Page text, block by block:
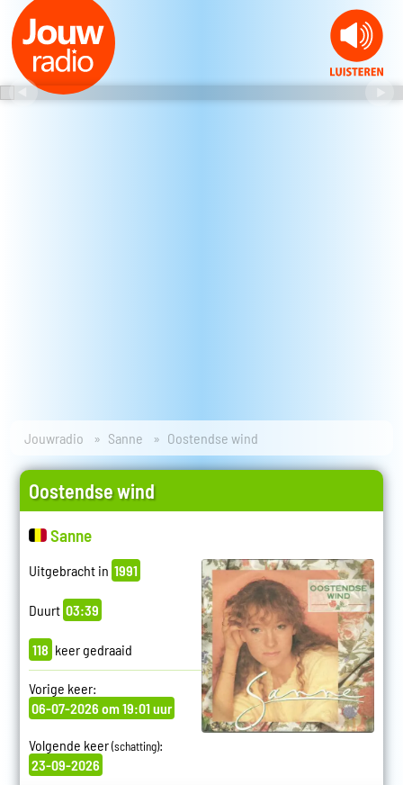
Jouwradio Sanne Oostendse wind
Oostendse wind
Sanne
Uitgebracht in 1991
Duurt 03:39
118 keer gedraaid
Vorige keer:
06-07-2026 om 19:01 uur
Volgende keer(schatting):
23-09-2026